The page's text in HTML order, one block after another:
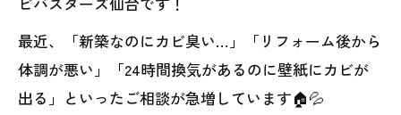
最近、「新築なのにカビ臭い…」「リフォーム後から
体調が悪い」「24時間換気があるのに壁紙にカビが
出る」といったご相談が急増しています🏠💦